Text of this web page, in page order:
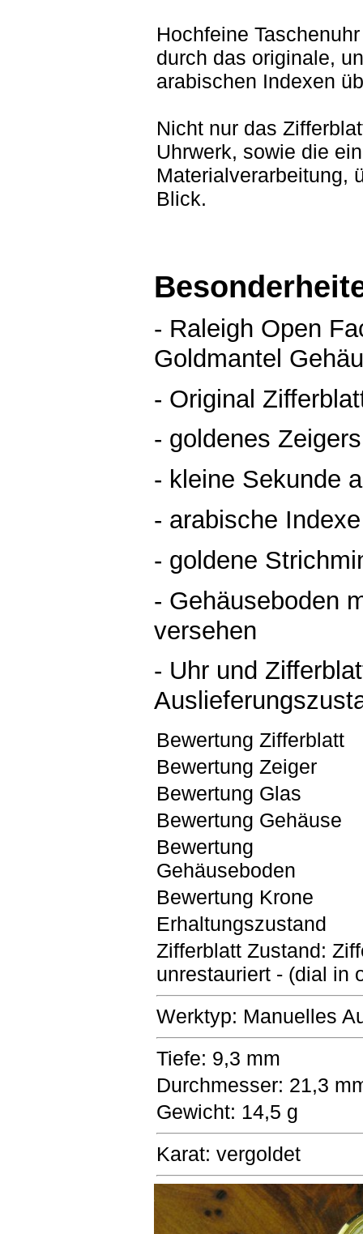
Hochfeine
durch das originale,
arabischen Indexen
Nicht nur das
Uhrwerk, sowie die
Materialverarbeitung,
Blick.
- Raleigh Open
Goldmantel
- Original
- goldenes
- kleine Sekunde
- arabische Indexe
- goldene
- Gehäuseboden
versehen
- Uhr und
Bewertung Zifferblatt
Bewertung Zeiger
Bewertung Glas
Bewertung Gehäuse
Bewertung
Gehäuseboden
Bewertung Krone
Erhaltungszustand
Zifferblatt Zustand:
unrestauriert - (dial in
Werktyp: Manuelles
Tiefe: 9,3 mm
Durchmesser: 21,3
Gewicht: 14,5 g
Karat: vergoldet